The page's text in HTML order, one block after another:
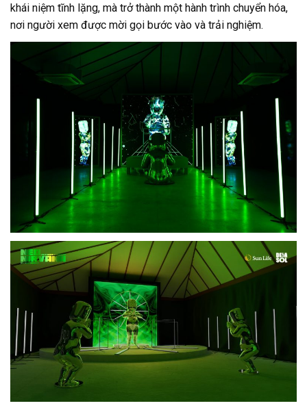
khái niệm tĩnh lặng, mà trở thành một hành trình chuyển hóa,
nơi người xem được mời gọi bước vào và trải nghiệm.